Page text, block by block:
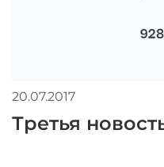
20.07.2017
Третья